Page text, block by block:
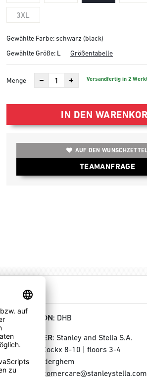
3XL
Gewählte Farbe: schwarz (black)
Gewählte Größe: L Größentabelle
Menge Versandfertig in 2
IN DEN
AUF DEN
TEAMANFRAGE
KOLLEKTION: DHB
HERSTELLER: Stanley and Stella S.A.
Rue Jules Cockx 8-10 | floors 3-4
B-1160 Auderghem
E-Mail: customercare@stanleystella.com